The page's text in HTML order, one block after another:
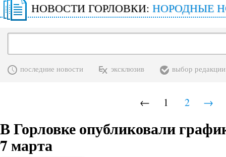
НОВОСТИ ГОРЛОВКИ: НОРОДНЫЕ
последние новости эксклюзив выбор редакции
← 1 2 →
В Горловке опубликовали
7 марта